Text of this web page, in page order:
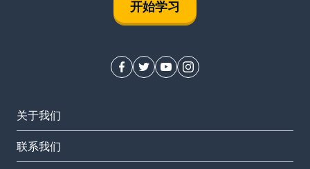
开始学习
关于我们
联系我们